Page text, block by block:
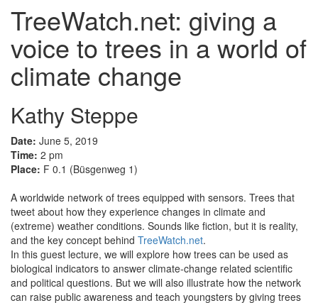
TreeWatch.net: giving a
voice to trees in a world of
climate change
Kathy Steppe
Date: June 5, 2019
Time: 2 pm
Place: F 0.1 (Büsgenweg 1)
A worldwide network of trees equipped with sensors. Trees that
tweet about how they experience changes in climate and
(extreme) weather conditions. Sounds like fiction, but it is reality,
and the key concept behind TreeWatch.net.
In this guest lecture, we will explore how trees can be used as
biological indicators to answer climate-change related scientific
and political questions. But we will also illustrate how the network
can raise public awareness and teach youngsters by giving trees